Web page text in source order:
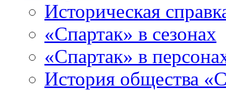
Историческая
«Спартак» в сезонах
«Спартак» в
История общества